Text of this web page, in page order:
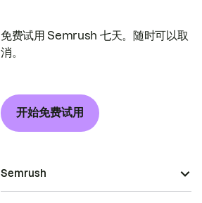
免费试用 Semrush 七天。随时可以取
消。
开始免费试用
Semrush